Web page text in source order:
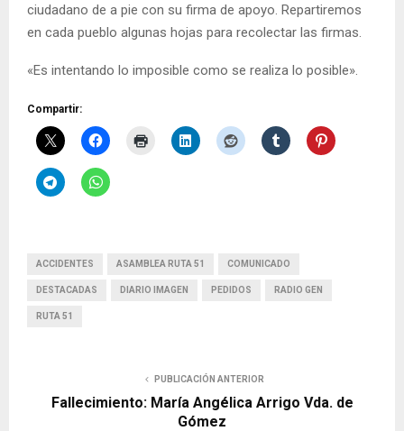
ciudadano de a pie con su firma de apoyo. Repartiremos
en cada pueblo algunas hojas para recolectar las firmas.
«Es intentando lo imposible como se realiza lo posible».
Compartir:
ACCIDENTES ASAMBLEA RUTA 51 COMUNICADO
DESTACADAS DIARIO IMAGEN PEDIDOS RADIO GEN
RUTA 51
PUBLICACIÓN ANTERIOR
Fallecimiento: María Angélica Arrigo Vda. de
Gómez